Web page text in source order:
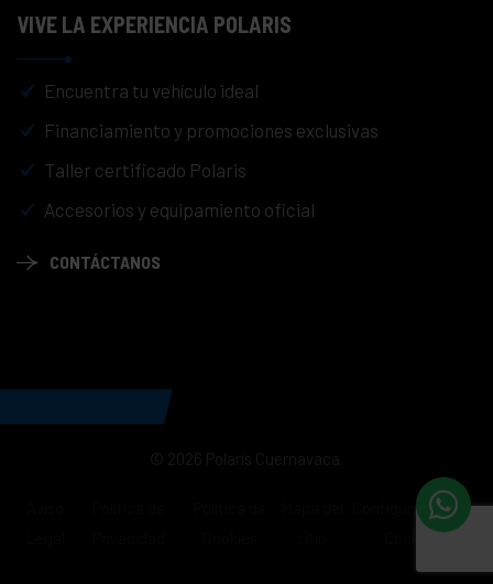
VIVE LA EXPERIENCIA POLARIS
Encuentra tu vehículo ideal
Financiamiento y promociones exclusivas
Taller certificado Polaris
Accesorios y equipamiento oficial
CONTÁCTANOS
Configuración de
Cookies